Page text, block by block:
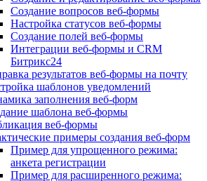
Создание вопросов веб-формы
Настройка статусов веб-формы
Создание полей веб-формы
Интеграции веб-формы и CRM
Битрикс24
результатов веб-формы на почту
шаблонов уведомлений
заполнения веб-форм
шаблона веб-формы
веб-формы
примеры создания веб-форм
Пример для упрощенного режима:
анкета регистрации
Пример для расширенного режима: